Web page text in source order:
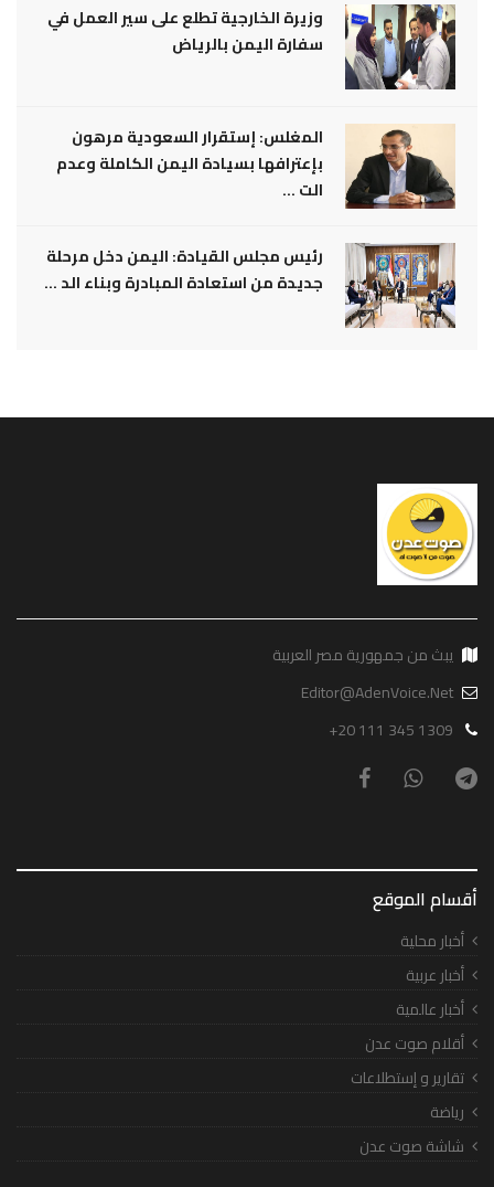
وزيرة الخارجية تطلع على سير العمل في
سفارة اليمن بالرياض
المغلس: إستقرار السعودية مرهون
بإعترافها بسيادة اليمن الكاملة وعدم
الت ...
رئيس مجلس القيادة: اليمن دخل مرحلة
جديدة من استعادة المبادرة وبناء الد ...
يبث من جمهورية مصر العربية
Editor@AdenVoice.Net
+20 111 345 1309
أقسام الموقع
أخبار محلية
أخبار عربية
أخبار عالمية
أقلام صوت عدن
تقارير و إستطلاعات
رياضة
شاشة صوت عدن